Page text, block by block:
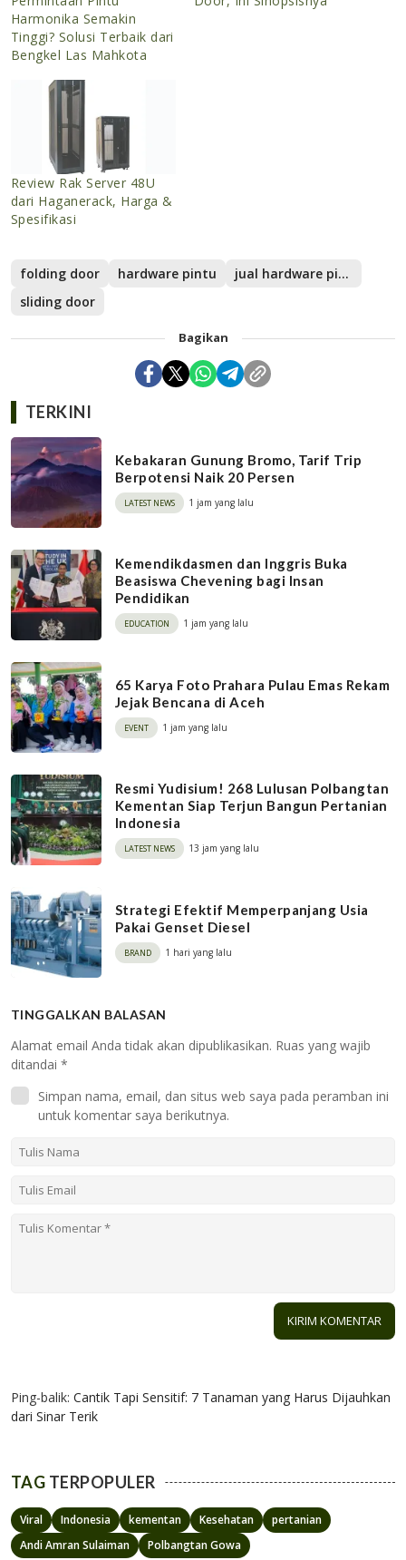
Harmonika Semakin
Tinggi? Solusi Terbaik dari
Bengkel Las Mahkota
Review Rak Server 48U
dari Haganerack, Harga &
Spesifikasi
folding door hardware pintu
jual hardware pintu
sliding door
Bagikan
TERKINI
Kebakaran Gunung Bromo, Tarif Trip
Berpotensi Naik 20 Persen
LATEST NEWS 1 jam yang lalu
Kemendikdasmen dan Inggris Buka
Beasiswa Chevening bagi Insan
Pendidikan
EDUCATION 1 jam yang lalu
65 Karya Foto Prahara Pulau Emas Rekam
Jejak Bencana di Aceh
EVENT 1 jam yang lalu
Resmi Yudisium! 268 Lulusan Polbangtan
Kementan Siap Terjun Bangun Pertanian
Indonesia
LATEST NEWS 13 jam yang lalu
Strategi Efektif Memperpanjang Usia
Pakai Genset Diesel
BRAND 1 hari yang lalu
TINGGALKAN BALASAN
Alamat email Anda tidak akan dipublikasikan. Ruas yang wajib
ditandai *
Simpan nama, email, dan situs web saya pada peramban ini
untuk komentar saya berikutnya.
Ping-balik: Cantik Tapi Sensitif: 7 Tanaman yang Harus Dijauhkan
dari Sinar Terik
TAG TERPOPULER
Viral Indonesia kementan Kesehatan
pertanian
Andi Amran Sulaiman
Polbangtan Gowa